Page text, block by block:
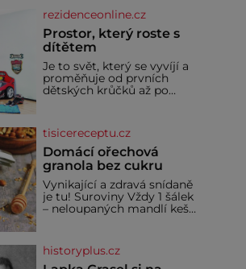
této pláže. Proč má pláž
takové netypické zbarvení?
Nakolik jsou pravd
rezidenceonline.cz
Prostor, který roste s
dítětem
Je to svět, který se vyvíjí a
proměňuje od prvních
dětských krůčků až po
bezpečí, kreativitu,
soustředění i odpočinek a
reaguje na každou etapu
života a specifické potřeby
dítěte. Pro nejmenší je
klíčová jednoduchost,
měkkost a bezpečí, proto
by pokoj miminka měl
tisicereceptu.cz
Domácí ořechová
granola bez cukru
Vynikající a zdravá snídaně
je tu! Suroviny Vždy 1 šálek
– neloupaných mandlí kešu
semínek dýně rozinek 3
šálky ovesných vloček 1
historyplus.cz